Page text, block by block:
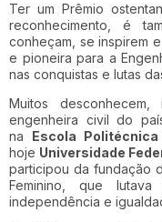
Ter um Prêmio
reconhecimento, é
conheçam, se inspirem
e pioneira para a
nas conquistas e lutas
Muitos
engenheira civil do
na Escola
hoje Universidade
participou da fundação
Feminino, que
independência e